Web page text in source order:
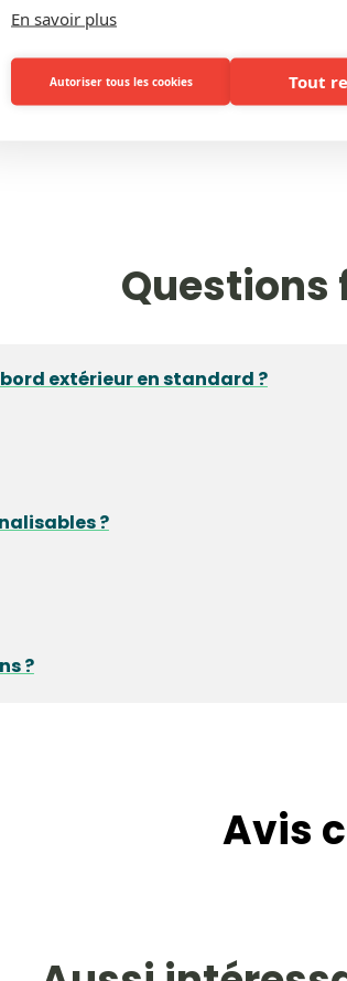
En savoir plus
Autoriser tous les cookies Tout
PRIX
Questions
extérieur en standard ?
?
?
Avis